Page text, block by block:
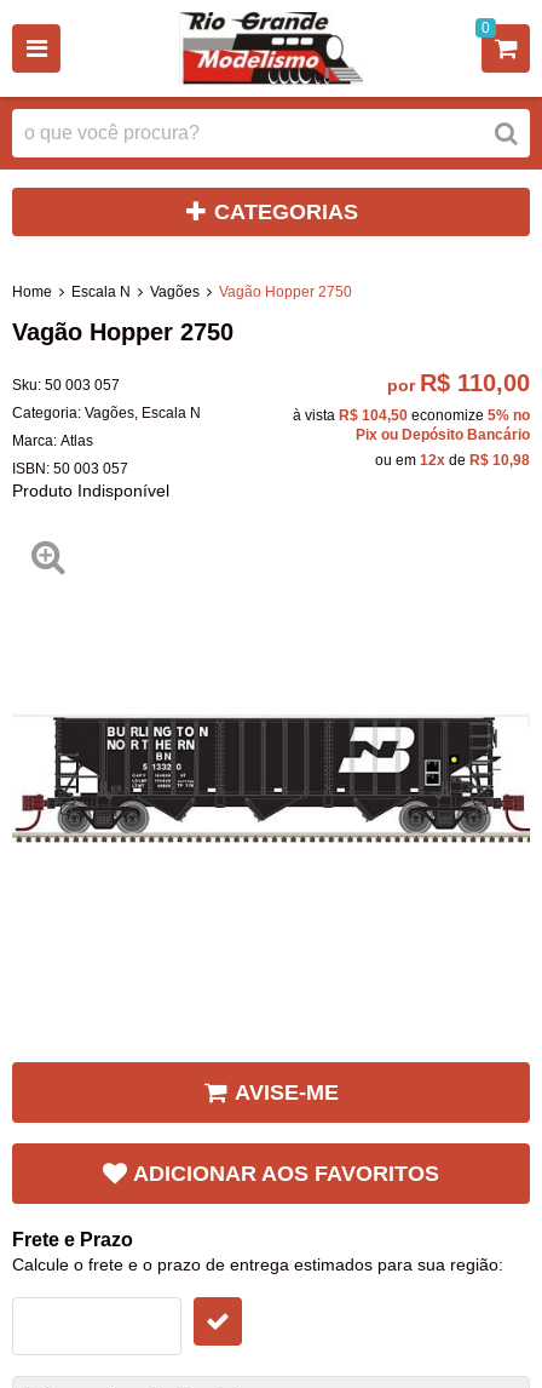
0
CATEGORIAS
Home Escala N Vagões Vagão Hopper 2750
Vagão Hopper 2750
Sku: 50 003 057
Categoria: Vagões Escala N
Marca: Atlas
ISBN: 50 003 057
Produto Indisponível
por R$ 110,00
à vista R$ 104,50 economize 5% no
Pix ou Depósito Bancário
ou em 12x de R$ 10,98
AVISE-ME
ADICIONAR AOS FAVORITOS
Frete e Prazo
Calcule o frete e o prazo de entrega estimados para sua região: